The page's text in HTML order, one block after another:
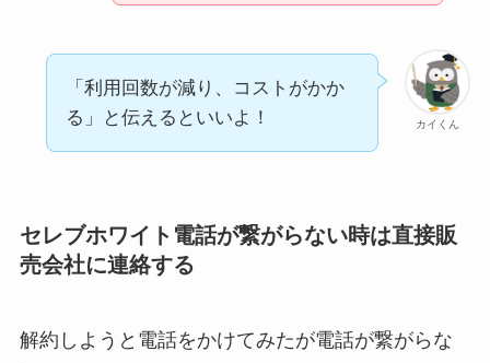
カイくん
「利用回数が減り、コストがかか
る」と伝えるといいよ！
セレブホワイト電話が繋がらない時は直接販
売会社に連絡する
解約しようと電話をかけてみたが電話が繋がらな